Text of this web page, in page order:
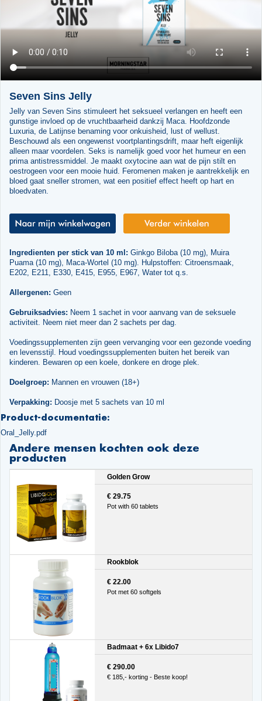
Seven Sins Jelly
Jelly van Seven Sins stimuleert het seksueel verlangen en heeft een
gunstige invloed op de vruchtbaarheid dankzij Maca. Hoofdzonde
Luxuria, de Latijnse benaming voor onkuisheid, lust of wellust.
Beschouwd als een ongewenst voortplantingsdrift, maar heft eigenlijk
alleen maar voordelen. Seks is namelijk goed voor het humeur en een
prima antistressmiddel. Je maakt oxytocine aan wat de pijn stilt en
oestrogeen voor een mooie huid. Feromenen maken je aantrekkelijk en
bloed gaat sneller stromen, wat een positief effect heeft op hart en
bloedvaten.
Ingredienten per stick van 10 ml: Ginkgo Biloba (10 mg), Muira
Puama (10 mg), Maca-Wortel (10 mg). Hulpstoffen: Citroensmaak,
E202, E211, E330, E415, E955, E967, Water tot q.s.
Allergenen: Geen
Gebruiksadvies: Neem 1 sachet in voor aanvang van de seksuele
activiteit. Neem niet meer dan 2 sachets per dag.
Voedingssupplementen zijn geen vervanging voor een gezonde voeding
en levensstijl. Houd voedingssupplementen buiten het bereik van
kinderen. Bewaren op een koele, donkere en droge plek.
Doelgroep: Mannen en vrouwen (18+)
Verpakking: Doosje met 5 sachets van 10 ml
Product-documentatie:
Oral_Jelly.pdf
Andere mensen kochten ook deze
producten
Golden Grow
€ 29.75
Pot with 60 tablets
Rookblok
€ 22.00
Pot met 60 softgels
Badmaat + 6x Libido7
€ 290.00
€ 185,- korting - Beste koop!